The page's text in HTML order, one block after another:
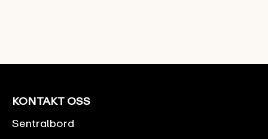
KONTAKT OSS
Sentralbord